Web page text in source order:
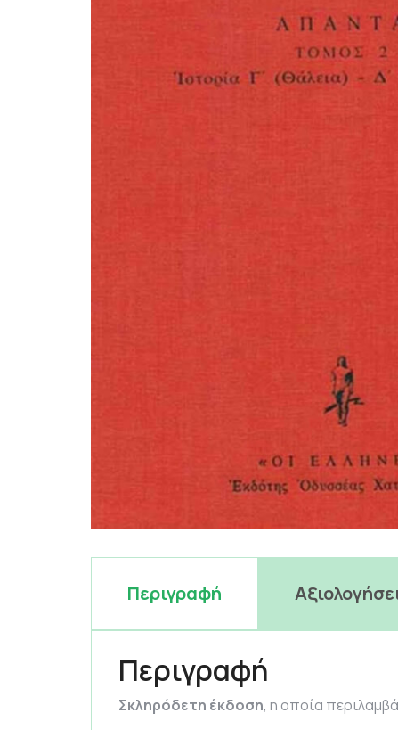
Περιγραφή
Περιγραφή
Σκληρόδετη έκδοση, η οποία